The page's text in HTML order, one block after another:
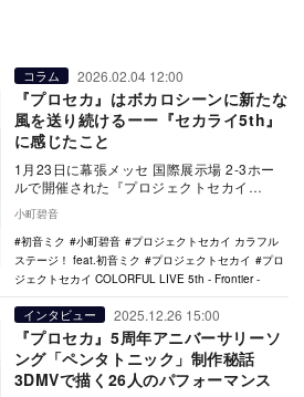
コラム 2026.02.04 12:00
『プロセカ』はボカロシーンに新たな
風を送り続けるーー『セカライ5th』
に感じたこと
1月23日に幕張メッセ 国際展示場 2-3ホー
ルで開催された『プロジェクトセカイ
COLORFUL LIVE 5th - Fro…
小町碧音
初音ミク
小町碧音
プロジェクトセカイ カラフル
ステージ！ feat.初音ミク
プロジェクトセカイ
プロ
ジェクトセカイ COLORFUL LIVE 5th - Frontier -
インタビュー 2025.12.26 15:00
『プロセカ』5周年アニバーサリーソ
ング「ペンタトニック」制作秘話
3DMVで描く26人のパフォーマンス